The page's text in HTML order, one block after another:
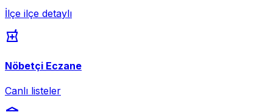
İlçe ilçe detaylı
local_pharmacy
Nöbetçi Eczane
Canlı listeler